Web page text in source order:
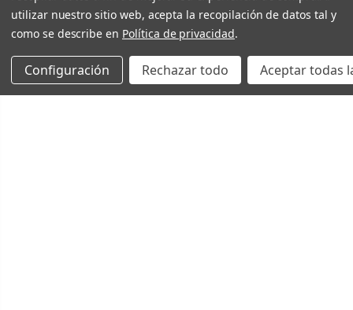
utilizar nuestro sitio web, acepta la recopilación de datos tal y
como se describe en Política de privacidad.
Configuración Rechazar todo Aceptar todas